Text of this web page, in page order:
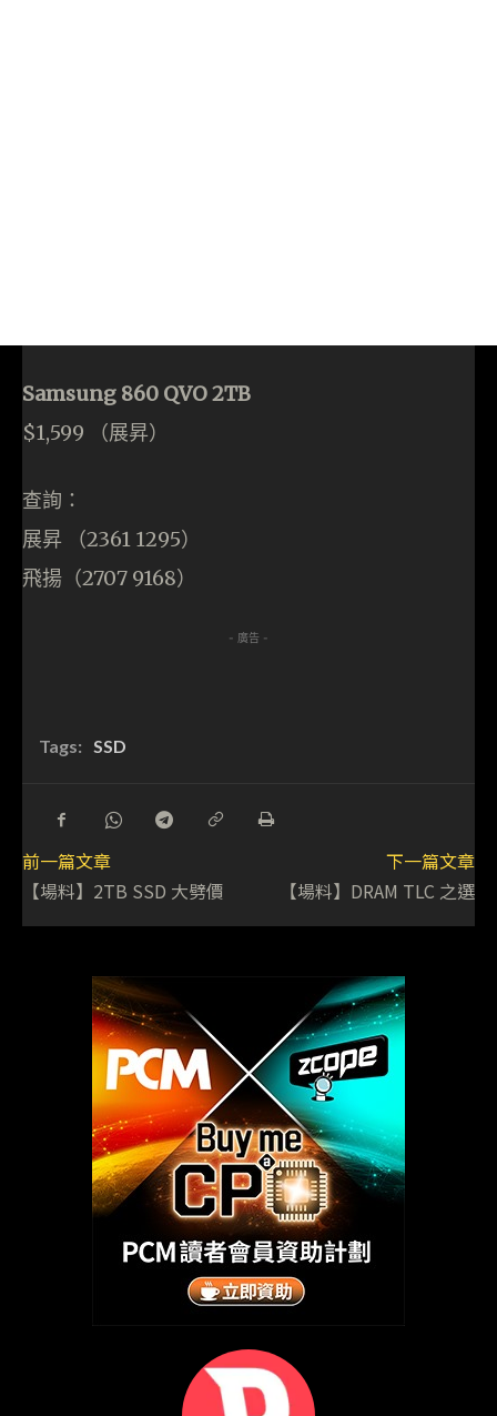
Samsung 860 QVO 2TB
$1,599 （展昇）
查詢：
展昇 （2361 1295）
飛揚（2707 9168）
- 廣告 -
Tags: SSD
前一篇文章
【場料】2TB SSD 大劈價
下一篇文章
【場料】DRAM TLC 之選